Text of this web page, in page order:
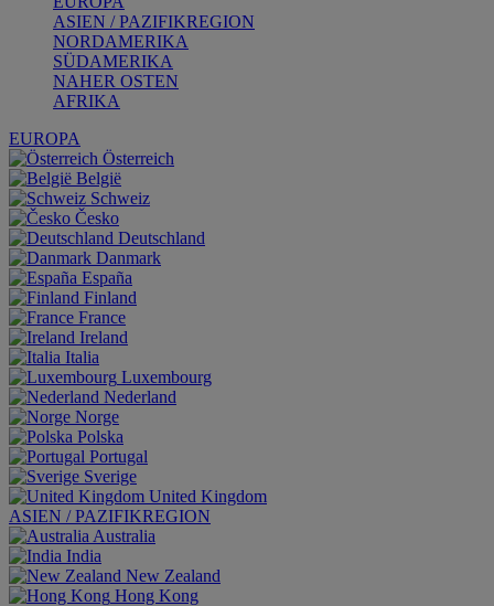
ASIEN / PAZIFIKREGION
NORDAMERIKA
SÜDAMERIKA
NAHER OSTEN
AFRIKA
EUROPA
Österreich
België
Schweiz
Česko
Deutschland
Danmark
España
Finland
France
Ireland
Italia
Luxembourg
Nederland
Norge
Polska
Portugal
Sverige
United Kingdom
ASIEN / PAZIFIKREGION
Australia
India
New Zealand
Hong Kong